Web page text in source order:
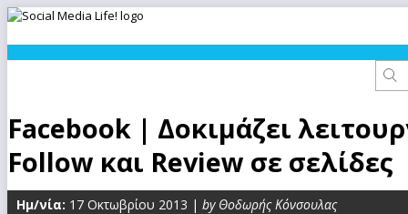
Facebook | Δοκιμάζει
Follow και Review σε σελίδες
Ημ/νία: 17 Οκτωβρίου 2013 | by Θοδωρής Κόνσουλας